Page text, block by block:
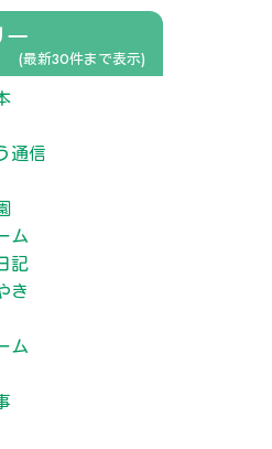
(最新30件まで表示)
通信
ム
記
き
ム